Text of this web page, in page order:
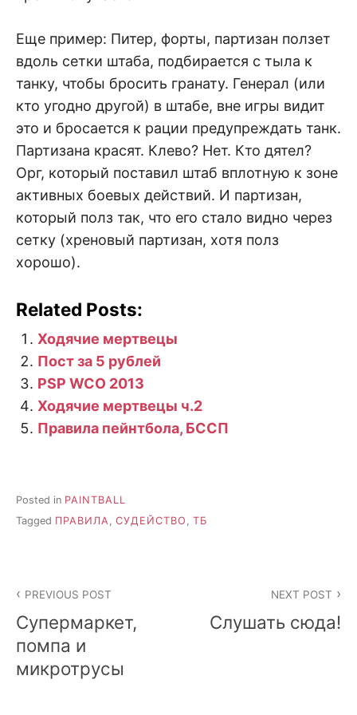
Еще пример: Питер, форты, партизан ползет
вдоль сетки штаба, подбирается с тыла к
танку, чтобы бросить гранату. Генерал (или
кто угодно другой) в штабе, вне игры видит
это и бросается к рации предупреждать танк.
Партизана красят. Клево? Нет. Кто дятел?
Орг, который поставил штаб вплотную к зоне
активных боевых действий. И партизан,
который полз так, что его стало видно через
сетку (хреновый партизан, хотя полз
хорошо).
Related Posts:
Ходячие мертвецы
Пост за 5 рублей
PSP WCO 2013
Ходячие мертвецы ч.2
Правила пейнтбола, БССП
Posted in PAINTBALL
Tagged ПРАВИЛА, СУДЕЙСТВО , ТБ
navigation
PREVIOUS POST
Супермаркет,
помпа и
микротрусы
NEXT POST
Слушать сюда!